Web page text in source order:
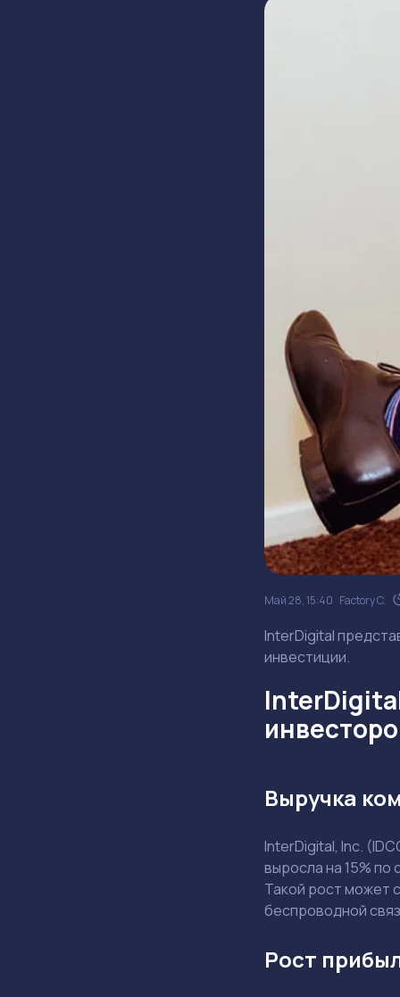
Май 28, 15:40 Factory C.
InterDigital
инвестиции.
Выручка
InterDigital, Inc.
выросла на 15%
Такой рост может
беспроводной
Рост